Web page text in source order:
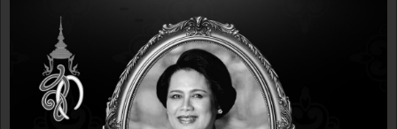
ชื่อบัญชี บริษัท ครีเอชั่น โปร จำกัด สาขาอโศก
ทาวเวอร์ส
จากนั้นส่งใบโอนเงินพร้อมใบสมัคร สแกนส่งมา
ทางอีเมล์info@opensource2day.comหรือส่ง
แฟกซ์มาที่ 0-2453-9628 หรือโทรมาแจ้งที่ คุณ
จอย 08-7099-0005